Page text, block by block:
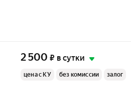
2 500 ₽ в сутки
цена с КУ без комиссии залог